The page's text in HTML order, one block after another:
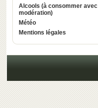
Alcools (à consommer avec
modération)
Météo
Mentions légales